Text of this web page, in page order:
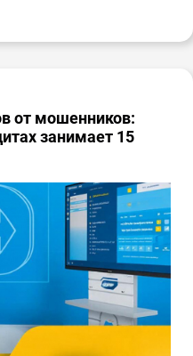
от мошенников:
занимает 15